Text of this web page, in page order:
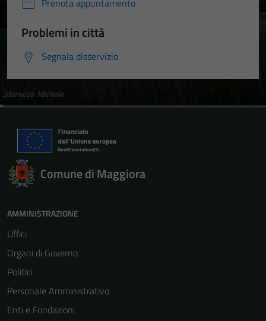
Prenota appuntamento
Problemi in città
Segnala disservizio
Comune di Maggiora
AMMINISTRAZIONE
Uffici
Organi di Governo
Politici
Personale Amministrativo
Enti e Fondazioni